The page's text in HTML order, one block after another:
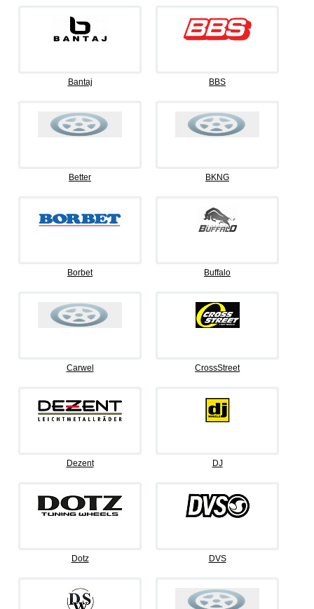
Bantaj BBS
Better BKNG
Borbet Buffalo
Carwel CrossStreet
Dezent DJ
Dotz DVS